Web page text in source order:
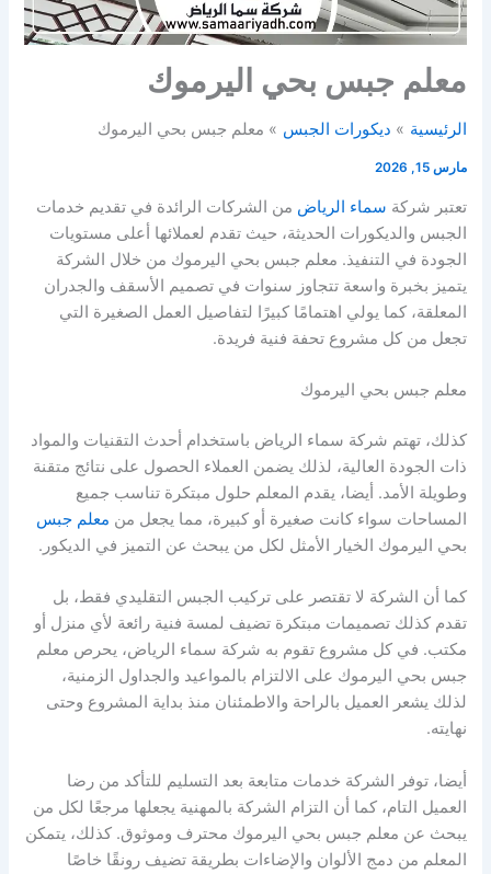
معلم جبس بحي اليرموك
الرئيسية ديكورات الجبس معلم جبس بحي اليرموك
مارس 15, 2026
تعتبر شركة سماء الرياض من الشركات الرائدة في تقديم خدمات
الجبس والديكورات الحديثة، حيث تقدم لعملائها أعلى مستويات
الجودة في التنفيذ. معلم جبس بحي اليرموك من خلال الشركة
يتميز بخبرة واسعة تتجاوز سنوات في تصميم الأسقف والجدران
المعلقة، كما يولي اهتمامًا كبيرًا لتفاصيل العمل الصغيرة التي
تجعل من كل مشروع تحفة فنية فريدة.
معلم جبس بحي اليرموك
كذلك، تهتم شركة سماء الرياض باستخدام أحدث التقنيات والمواد
ذات الجودة العالية، لذلك يضمن العملاء الحصول على نتائج متقنة
وطويلة الأمد. أيضا، يقدم المعلم حلول مبتكرة تناسب جميع
المساحات سواء كانت صغيرة أو كبيرة، مما يجعل من معلم جبس
بحي اليرموك الخيار الأمثل لكل من يبحث عن التميز في الديكور.
كما أن الشركة لا تقتصر على تركيب الجبس التقليدي فقط، بل
تقدم كذلك تصميمات مبتكرة تضيف لمسة فنية رائعة لأي منزل أو
مكتب. في كل مشروع تقوم به شركة سماء الرياض، يحرص معلم
جبس بحي اليرموك على الالتزام بالمواعيد والجداول الزمنية،
لذلك يشعر العميل بالراحة والاطمئنان منذ بداية المشروع وحتى
نهايته.
أيضا، توفر الشركة خدمات متابعة بعد التسليم للتأكد من رضا
العميل التام، كما أن التزام الشركة بالمهنية يجعلها مرجعًا لكل من
يبحث عن معلم جبس بحي اليرموك محترف وموثوق. كذلك، يتمكن
المعلم من دمج الألوان والإضاءات بطريقة تضيف رونقًا خاصًا